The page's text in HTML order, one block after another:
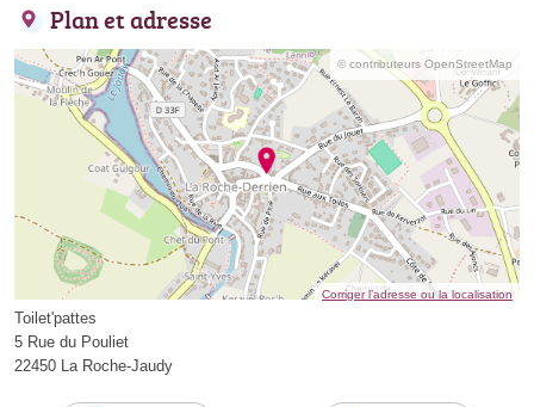
Plan et adresse
© contributeurs OpenStreetMap
Corriger l’adresse ou la localisation
Toilet'pattes
5 Rue du Pouliet
22450 La Roche-Jaudy